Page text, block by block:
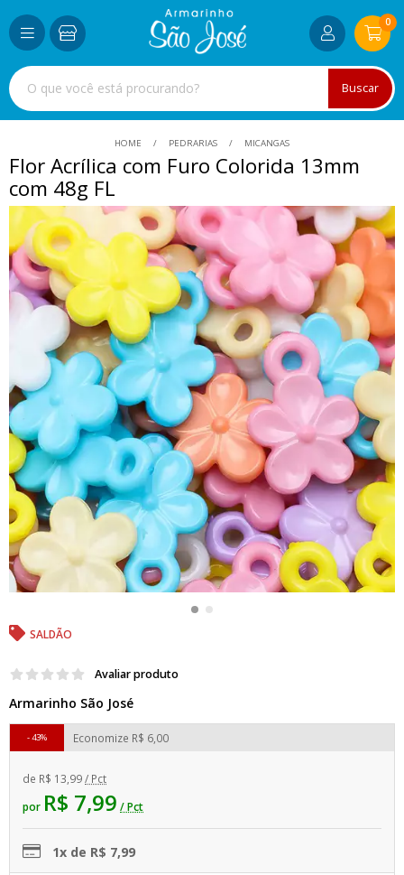
Buscar
0
HOME PEDRARIAS MICANGAS
Flor Acrílica com Furo Colorida 13mm
com 48g FL
SALDÃO
Avaliar produto
Armarinho São José
de R$ 13,99/ Pct
por R$ 7,99 / Pct
Economize R$ 6,00
43%
1x de R$ 7,99